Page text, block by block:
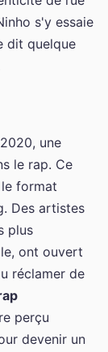
s'y essaie
dit quelque
une
le rap. Ce
format
Des artistes
plus
ont ouvert
réclamer de
perçu
devenir un